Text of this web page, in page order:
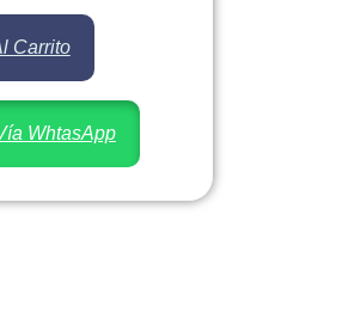
Carrito
WhtasApp